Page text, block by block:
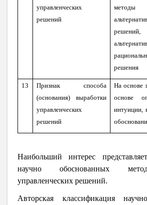
управленческих
решений
решения
13
Признак способа
(основания) выработки
управленческих
решений
На основе
основе
интуиции,
Наибольший интерес
научно обоснованных
управленческих решений.
Авторская классификация